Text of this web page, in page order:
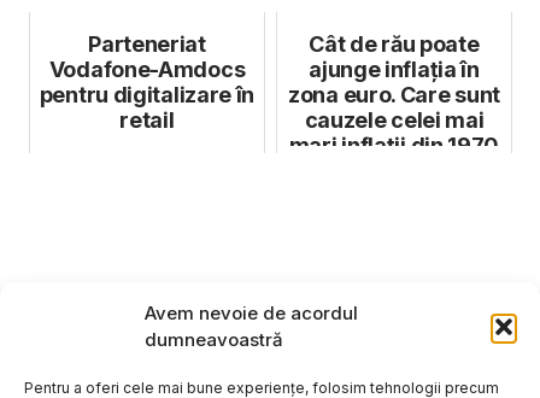
Avem nevoie de acordul
dumneavoastră
Pentru a oferi cele mai bune experiențe, folosim tehnologii precum
Parteneriat
Vodafone-Amdocs
pentru digitalizare în
retail
Cât de rău poate
ajunge inflația în
zona euro. Care sunt
cauzele celei mai
mari inflații din 1970